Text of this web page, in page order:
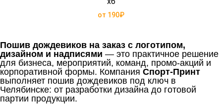
от 190₽
Пошив дождевиков на заказ с логотипом,
дизайном и надписями — это практичное решение
для бизнеса, мероприятий, команд, промо-акций и
корпоративной формы. Компания Спорт-Принт
выполняет пошив дождевиков под ключ в
Челябинске: от разработки дизайна до готовой
партии продукции.